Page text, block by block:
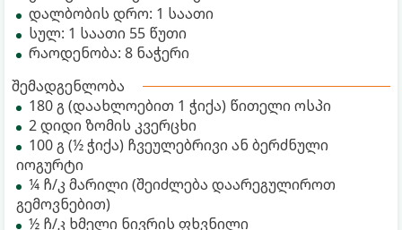
დალბობის დრო: 1 საათი
სულ: 1 საათი 55 წუთი
რაოდენობა: 8 ნაჭერი
შემადგენლობა
180 გ (დაახლოებით 1 ჭიქა) წითელი ოსპი
2 დიდი ზომის კვერცხი
100 გ (½ ჭიქა) ჩვეულებრივი ან ბერძნული
იოგურტი
¼ ჩ/კ მარილი (შეიძლება დაარეგულიროთ
გემოვნებით)
½ ჩ/კ ხმელი ნივრის ფხვნილი